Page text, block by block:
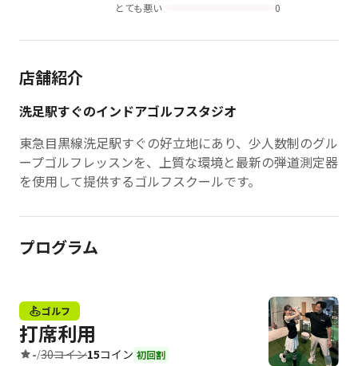
とても悪い
0
店舗紹介
洗足駅すぐのインドアゴルフスタジオ
東急目黒線洗足駅すぐの好立地にあり、少人数制のグル
ープゴルフレッスンを、上質な環境と最新の弾道測定器
を使用して提供するゴルフスクールです。
プログラム
ゴルフ
打席利用
-/30コイン15コイン 初回割